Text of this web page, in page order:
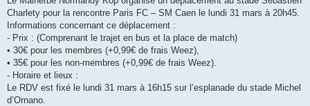
a
g
Charlety pour la rencontre Paris FC – SM Caen le lundi 31 mars à 20h45.
Informations concernant ce déplacement :
- Prix : (Comprenant le trajet en bus et la place de match)
• 30€ pour les membres (+0,99€ de frais Weez),
• 35€ pour les non-membres (+0,99€ de frais Weez).
- Horaire et lieux :
Le RDV est fixé le lundi 31 mars à 16h15 sur l’esplanade du stade Michel
d’Ornano.